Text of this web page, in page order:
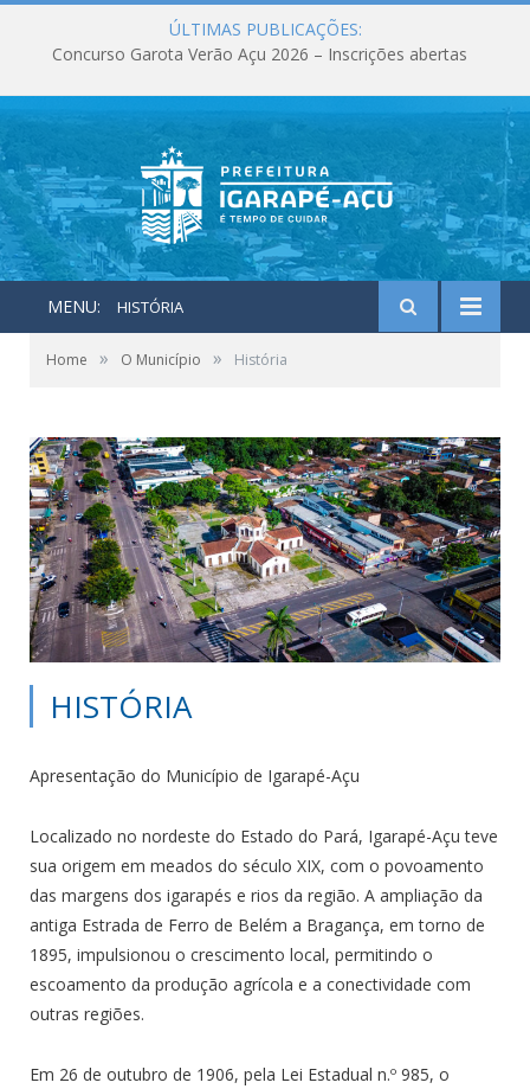
ÚLTIMAS PUBLICAÇÕES:
Concurso Garota Verão Açu 2026 – Inscrições abertas
MENU: HISTÓRIA
Home » O Município » História
HISTÓRIA
Apresentação do Município de Igarapé-Açu
Localizado no nordeste do Estado do Pará, Igarapé-Açu teve
sua origem em meados do século XIX, com o povoamento
das margens dos igarapés e rios da região. A ampliação da
antiga Estrada de Ferro de Belém a Bragança, em torno de
1895, impulsionou o crescimento local, permitindo o
escoamento da produção agrícola e a conectividade com
outras regiões.
Em 26 de outubro de 1906, pela Lei Estadual n.º 985, o